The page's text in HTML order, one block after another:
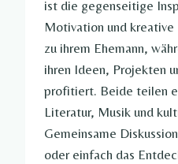
ist die gegenseitige
Motivation und kreative
zu ihrem Ehemann,
ihren Ideen, Projekten
profitiert. Beide teilen
Literatur, Musik und
Gemeinsame
oder einfach das